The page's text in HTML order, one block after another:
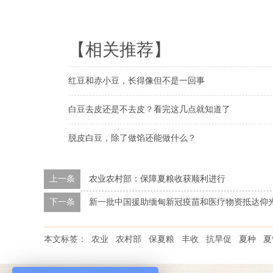
【相关推荐】
红豆和赤小豆，长得像但不是一回事
白豆去皮还是不去皮？看完这几点就知道了
脱皮白豆，除了做馅还能做什么？
上一条 农业农村部：保障夏粮收获顺利进行
下一条 新一批中国援助缅甸新冠疫苗和医疗物资抵达仰
本文标签： 农业 农村部 保夏粮 丰收 抗旱促 夏种